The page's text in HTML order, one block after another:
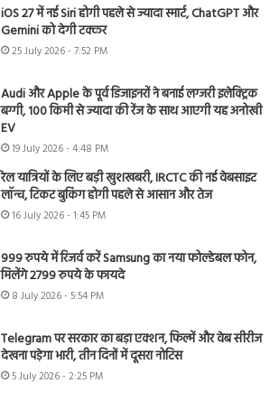
iOS 27 में नई Siri होगी पहले से ज्यादा स्मार्ट, ChatGPT और
Gemini को देगी टक्कर
25 July 2026 - 7:52 PM
Audi और Apple के पूर्व डिजाइनरों ने बनाई लग्जरी इलेक्ट्रिक
बग्गी, 100 किमी से ज्यादा की रेंज के साथ आएगी यह अनोखी
EV
19 July 2026 - 4:48 PM
रेल यात्रियों के लिए बड़ी खुशखबरी, IRCTC की नई वेबसाइट
लॉन्च, टिकट बुकिंग होगी पहले से आसान और तेज
16 July 2026 - 1:45 PM
999 रुपये में रिजर्व करें Samsung का नया फोल्डेबल फोन,
मिलेंगे 2799 रुपये के फायदे
8 July 2026 - 5:54 PM
Telegram पर सरकार का बड़ा एक्शन, फिल्में और वेब सीरीज
देखना पड़ेगा भारी, तीन दिनों में दूसरा नोटिस
5 July 2026 - 2:25 PM